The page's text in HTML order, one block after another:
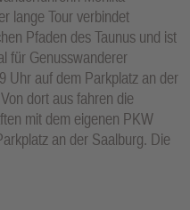
lange Tour verbindet
Pfaden des Taunus und ist
für Genusswanderer
Uhr auf dem Parkplatz an der
dort aus fahren die
mit dem eigenen PKW
an der Saalburg. Die